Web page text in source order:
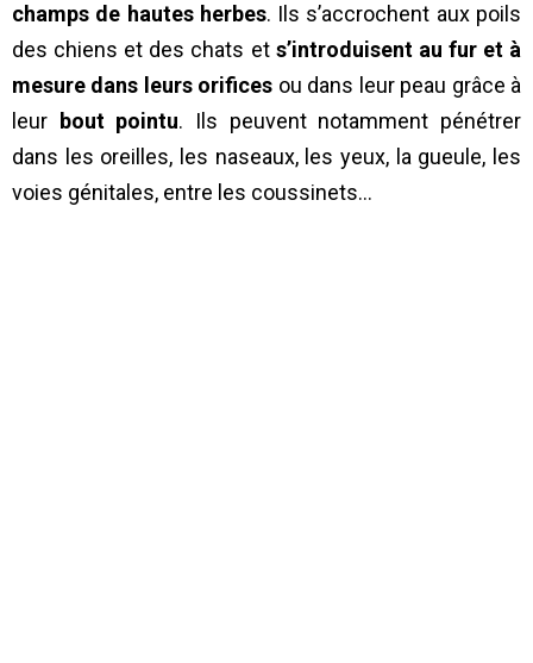
champs de hautes herbes. Ils s’accrochent aux poils
des chiens et des chats et s’introduisent au fur et à
mesure dans leurs orifices ou dans leur peau grâce à
leur
bout pointu. Ils peuvent notamment pénétrer
dans les oreilles, les naseaux, les yeux, la gueule, les
voies génitales, entre les coussinets…